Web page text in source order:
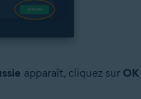
apparaît, cliquez sur OK